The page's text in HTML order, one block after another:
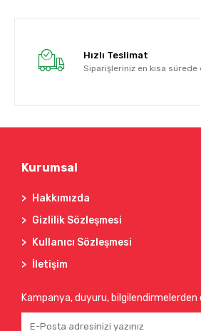
Hızlı Teslimat
Siparişleriniz en kısa sürede
Kurumsal
Hakkımızda
Gizlilik Sözleşmesi
Kullanıcı Sözleşmesi
İletişim
Kampanya, duyuru,